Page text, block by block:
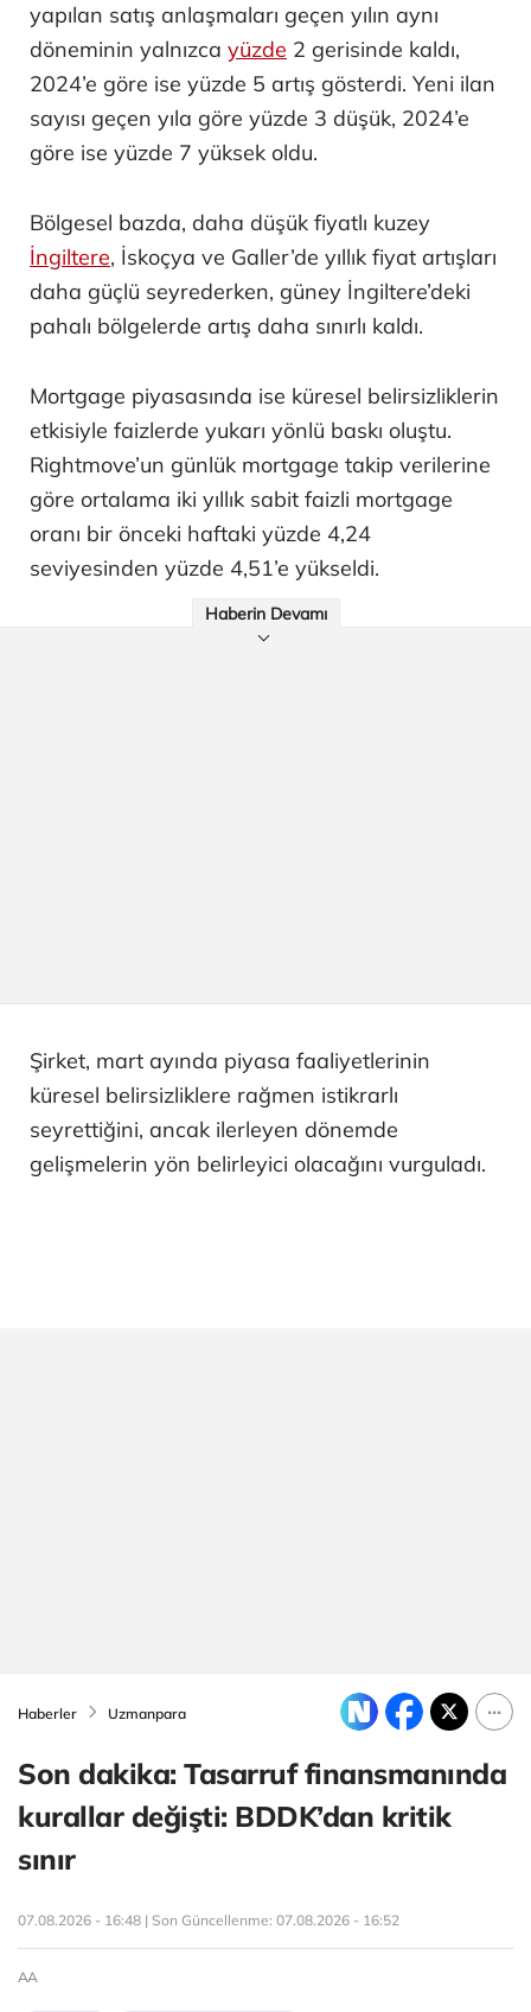
yapılan satış anlaşmaları geçen yılın aynı
döneminin yalnızca yüzde 2 gerisinde kaldı,
2024’e göre ise yüzde 5 artış gösterdi. Yeni ilan
sayısı geçen yıla göre yüzde 3 düşük, 2024’e
göre ise yüzde 7 yüksek oldu.
Bölgesel bazda, daha düşük fiyatlı kuzey
İngiltere, İskoçya ve Galler’de yıllık fiyat artışları
daha güçlü seyrederken, güney İngiltere’deki
pahalı bölgelerde artış daha sınırlı kaldı.
Mortgage piyasasında ise küresel belirsizliklerin
etkisiyle faizlerde yukarı yönlü baskı oluştu.
Rightmove’un günlük mortgage takip verilerine
göre ortalama iki yıllık sabit faizli mortgage
oranı bir önceki haftaki yüzde 4,24
seviyesinden yüzde 4,51’e yükseldi.
Haberin Devamı
Şirket, mart ayında piyasa faaliyetlerinin
küresel belirsizliklere rağmen istikrarlı
seyrettiğini, ancak ilerleyen dönemde
gelişmelerin yön belirleyici olacağını vurguladı.
Haberler Uzmanpara
Son dakika: Tasarruf finansmanında
kurallar değişti: BDDK’dan kritik
sınır
07.08.2026 - 16:48 | Son Güncellenme: 07.08.2026 - 16:52
AA